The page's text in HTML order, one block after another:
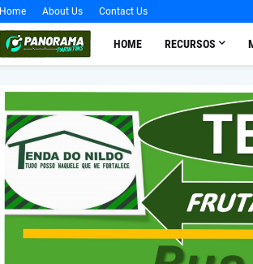
Home About Us Contact Us
HOME RECURSOS